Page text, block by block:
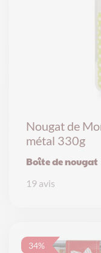
Nougat de
métal 330g
Boîte de nougat
19 avis
34%